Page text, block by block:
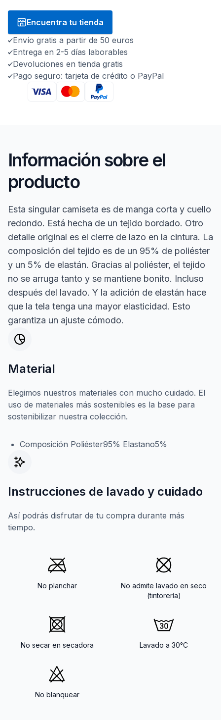
Encuentra tu tienda
Envío gratis a partir de 50 euros
Entrega en 2-5 días laborables
Devoluciones en tienda gratis
Pago seguro: tarjeta de crédito o PayPal
Información sobre el
producto
Esta singular camiseta es de manga corta y cuello
redondo. Está hecha de un tejido bordado. Otro
detalle original es el cierre de lazo en la cintura. La
composición del tejido es de un 95% de poliéster
y un 5% de elastán. Gracias al poliéster, el tejido
no se arruga tanto y se mantiene bonito. Incluso
después del lavado. Y la adición de elastán hace
que la tela tenga una mayor elasticidad. Esto
garantiza un ajuste cómodo.
Material
Elegimos nuestros materiales con mucho cuidado. El
uso de materiales más sostenibles es la base para
sostenibilizar nuestra colección.
Composición Poliéster95% Elastano5%
Instrucciones de lavado y cuidado
Así podrás disfrutar de tu compra durante más
tiempo.
No planchar
No admite lavado en seco
(tintorería)
No secar en secadora Lavado a 30°C
No blanquear